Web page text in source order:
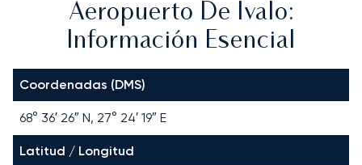
Aeropuerto De Ivalo:
Información Esencial
Coordenadas (DMS)
68° 36′ 26″ N, 27° 24′ 19″ E
Latitud / Longitud